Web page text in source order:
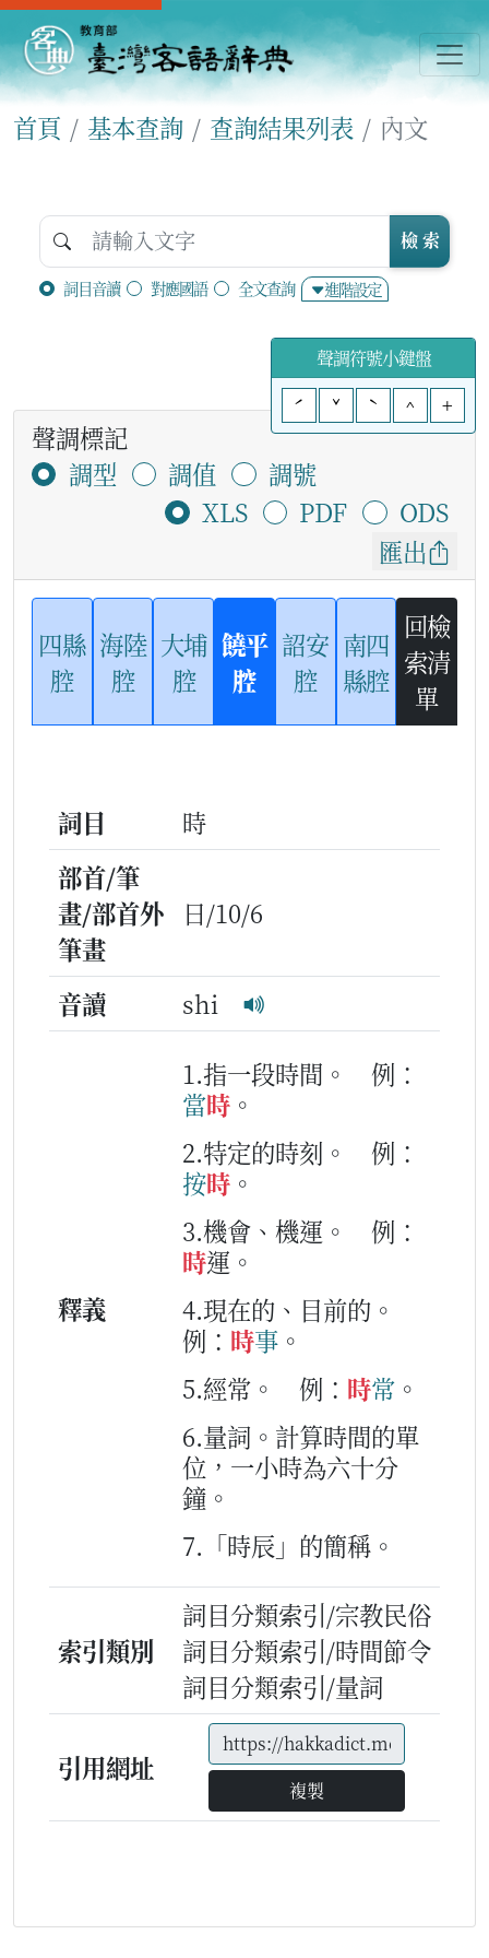
首頁 基本查詢 查詢結果列表 內文
詞目音讀 對應國語 全文查詢 進階設定
檢 索
聲調符號小鍵盤
ˊ
ˇ ˋ ^ +
聲調標記
調型
調值
調號
XLS
PDF
ODS
匯出
四縣
腔
海陸
腔
大埔
腔
饒平
腔
詔安
腔
南四
縣腔
回檢
索清
單
詞目
時
部首/筆
畫/部首外
筆畫
日/10/6
音讀 shi
釋義
1.指一段時間。
例：
當時 。
2.特定的時刻。
例：
按時 。
3.機會、機運。
例：
時運。
4.現在的、目前的。
例： 時事 。
5.經常。
例： 時常 。
6.量詞。計算時間的單
位，一小時為六十分
鐘。
7.「時辰」的簡稱。
索引類別
詞目分類索引/宗教民俗
詞目分類索引/時間節令
詞目分類索引/量詞
引用網址
複製